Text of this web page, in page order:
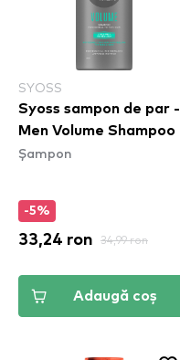
SYOSS
Syoss sampon de par -
Men Volume Shampoo
Șampon
-5%
33,24 ron 34,99 ron
Adaugă coș